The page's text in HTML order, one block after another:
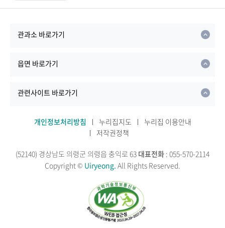
관과소 바로가기
읍면 바로가기
관련사이트 바로가기
개인정보처리방침 누리집지도
누리집 이용안내
저작권정책
(52140) 경상남도 의령군 의령읍 충익로 63 대표전화 : 055-570-2114
Copyright © Uiryeong. All Rights Reserved.